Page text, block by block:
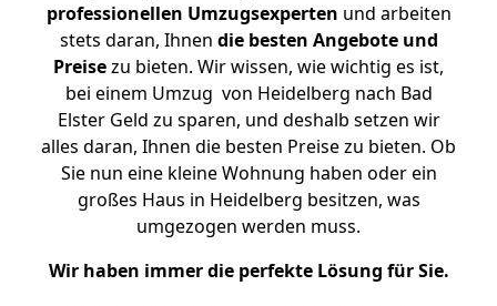
professionellen Umzugsexperten und arbeiten
stets daran, Ihnen die besten Angebote und
Preisezu bieten. Wir wissen, wie wichtig es ist,
bei einem Umzug von Heidelberg nach Bad
Elster Geld zu sparen, und deshalb setzen wir
alles daran, Ihnen die besten Preise zu bieten. Ob
Sie nun eine kleine Wohnung haben oder ein
großes Haus in Heidelberg besitzen, was
umgezogen werden muss.
Wir haben immer die perfekte Lösung für Sie.